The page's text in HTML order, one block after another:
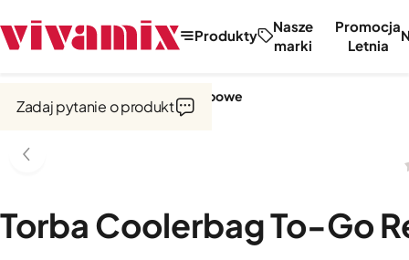
Produkty
Nasze
marki
Promocja
Letnia
Torby i wózki zakupowe
Torba Coolerbag To-Go
Zadaj pytanie o produkt